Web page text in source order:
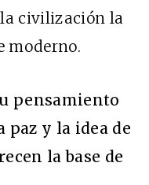
civilización la
moderno.
pensamiento
paz y la idea de
la base de